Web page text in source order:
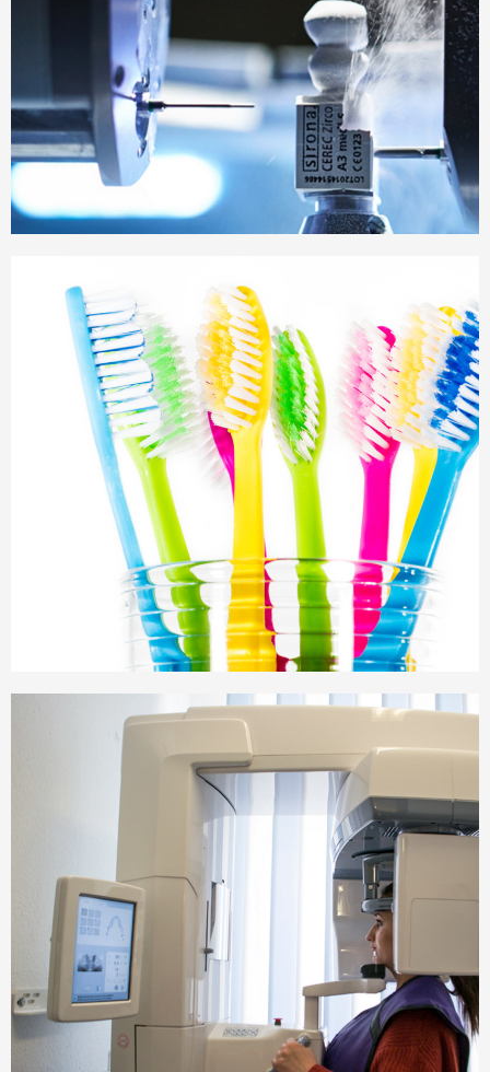
Zahnersatz an einem Tag (Cerec® 3D)
Prophylaxe